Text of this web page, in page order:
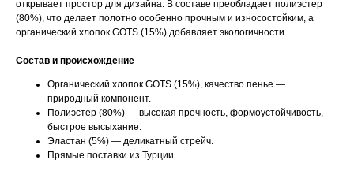
открывает простор для дизайна. В составе преобладает полиэстер
(80%), что делает полотно особенно прочным и износостойким, а
органический хлопок GOTS (15%) добавляет экологичности.
Состав и происхождение
Органический хлопок GOTS (15%), качество пенье —
природный компонент.
Полиэстер (80%) — высокая прочность, формоустойчивость,
быстрое высыхание.
Эластан (5%) — деликатный стрейч.
Прямые поставки из Турции.